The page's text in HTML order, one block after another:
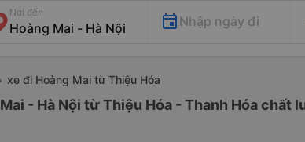
Nơi đến
Nhập ngày đi
xe đi Hoàng Mai từ Thiệu Hóa
- Hà Nội từ Thiệu Hóa - Thanh Hóa chất